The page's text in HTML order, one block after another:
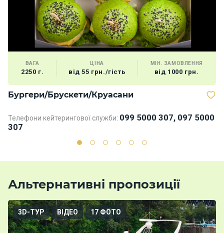
ВАГА
2250 г.
ЦІНА
від 55 грн./гість
МІН. ЗАМОВЛЕННЯ
від 1000 грн.
Бургери/Брускети/Круасани
Телефони кейтерингової служби: 099 5000 307, 097 5000
307
Альтернативні пропозиції
3D-ТУР ВІДЕО 17 ФОТО